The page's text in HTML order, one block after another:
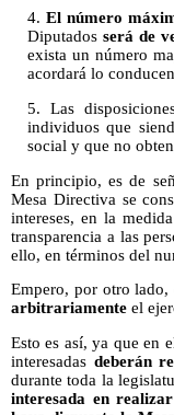
4. El número
Diputados será de
exista un número
acordará lo
5. Las
individuos que
social y que no
En principio, es de
Mesa Directiva se
intereses, en la
transparencia a las
ello, en términos del
Empero, por otro lado,
arbitrariamente el
Esto es así, ya que en
interesadas deberán
durante toda la
interesada en